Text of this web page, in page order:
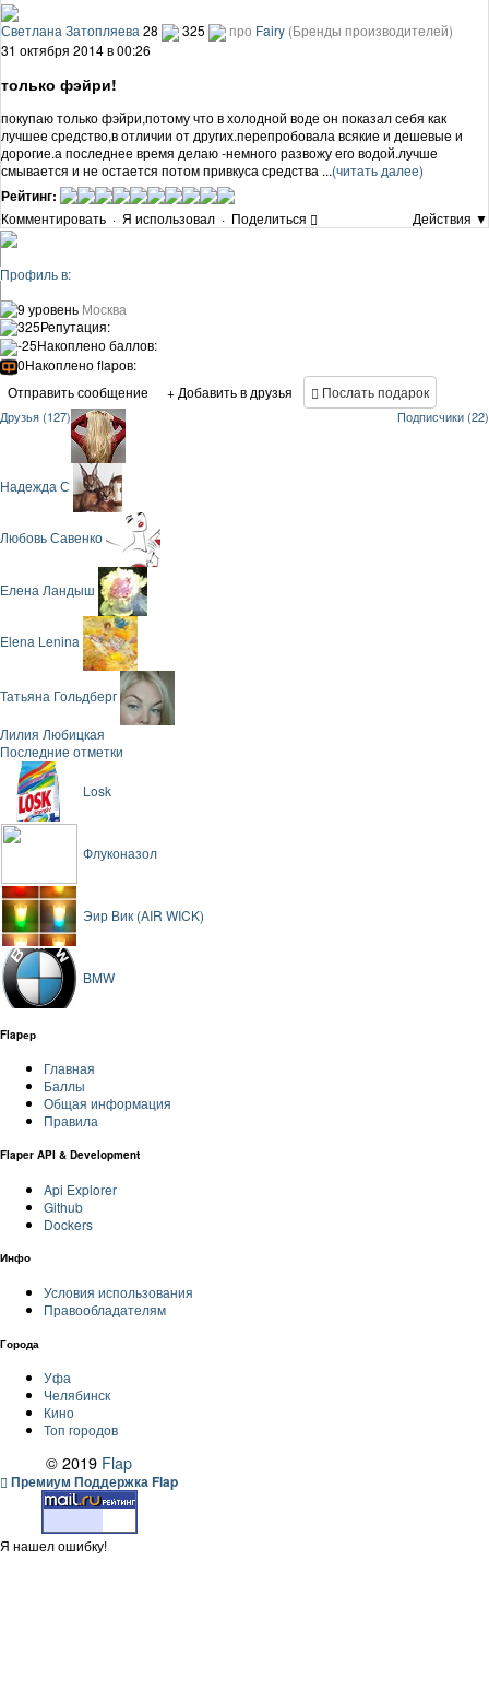
Светлана Затопляева 28 325 про Fairy (Бренды производителей)
31 октября 2014 в 00:26
только фэйри!
покупаю только фэйри,потому что в холодной воде он показал себя как
лучшее средство,в отличии от других.перепробовала всякие и дешевые и
дорогие.а последнее время делаю -немного развожу его водой.лучше
смывается и не остается потом привкуса средства ...(читать далее)
Рейтинг:
Комментировать · Я использовал · Поделиться Действия ▼
Профиль в:
9 уровень Москва
325Репутация:
-25Накоплено баллов:
0Накоплено flapов:
Отправить сообщение
+ Добавить в друзья Послать подарок
Друзья (127) Подписчики (22)
Надежда С
Любовь Савенко
Елена Ландыш
Elena Lenina
Татьяна Гольдберг
Лилия Любицкая
Последние отметки
Losk
Флуконазол
Эир Вик (AIR WICK)
BMW
Flapер
Главная
Баллы
Общая информация
Правила
Flaper API & Development
Api Explorer
Github
Dockers
Инфо
Условия использования
Правообладателям
Города
Уфа
Челябинск
Кино
Топ городов
© 2019 Flap
Премиум Поддержка Flap
Я нашел ошибку!